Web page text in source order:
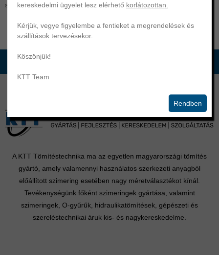
széles választékban.
A KTT Tömítéstechnika ma az egyetlen magyarországi tömítés
gyártó, amely valamennyi használatos szerkezeti anyagból
előállított szimering esetében nagy méretválasztékot kínál.
Tevékenységünk főként szimeringek gyártása, valamint
szimeringek, O-gyűrűk, hidraulikatömítések, gépészeti és
szereléstechnikai áruk kis- és nagykereskedelme.
kereskedelmi ügyelet lesz elérhető korlátozottan.
Kérjük, vegye figyelembe a fentieket a megrendelések és
szállítások tervezésekor.
Köszönjük!
KTT Team
Rendben